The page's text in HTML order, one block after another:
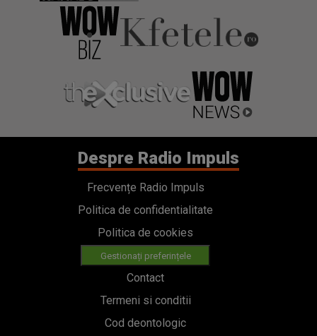
Despre Radio Impuls
Frecvențe Radio Impuls
Politica de confidentialitate
Politica de cookies
Gestionați preferințele
Contact
Termeni si conditii
Cod deontologic